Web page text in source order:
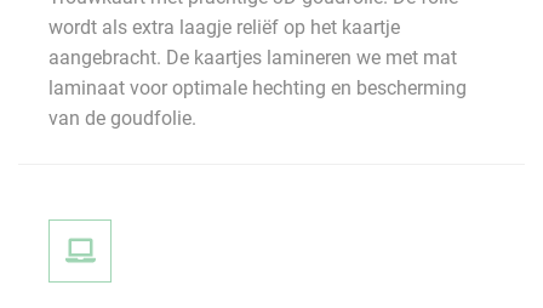
wordt als extra laagje reliëf op het kaartje
aangebracht. De kaartjes lamineren we met mat
laminaat voor optimale hechting en bescherming
van de goudfolie.